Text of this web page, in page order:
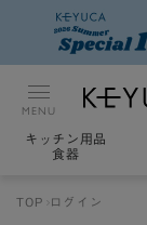
MENU
キッチン用品
食器
TOP ログイン